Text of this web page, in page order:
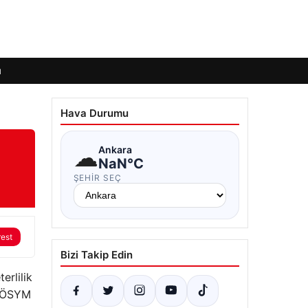
Hava Durumu
☁Ankara
NaN°C
ŞEHIR SEÇ
Bizi Takip Edin